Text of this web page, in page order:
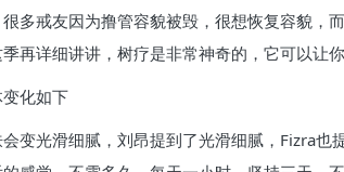
多戒友因为撸管容貌被毁，很想恢复容貌，
再详细讲讲，树疗是非常神奇的，它可以让
化如下
会变光滑细腻，刘昂提到了光滑细腻，Fizra